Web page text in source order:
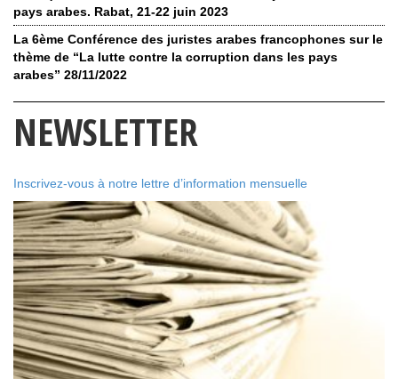
pays arabes. Rabat, 21-22 juin 2023
La 6ème Conférence des juristes arabes francophones sur le
thème de “La lutte contre la corruption dans les pays
arabes” 28/11/2022
NEWSLETTER
Inscrivez-vous à notre lettre d’information mensuelle